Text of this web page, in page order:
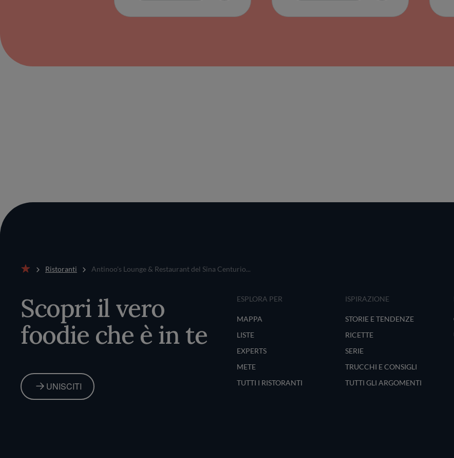
Ristoranti Antinoo's Lounge & Restaurant del Sina Centurio...
Scopri il vero
foodie che è in te
UNISCITI
ESPLORA PER
MAPPA
LISTE
EXPERTS
METE
TUTTI I RISTORANTI
ISPIRAZIONE
STORIE E TENDENZE
RICETTE
SERIE
TRUCCHI E CONSIGLI
TUTTI GLI ARGOMENTI